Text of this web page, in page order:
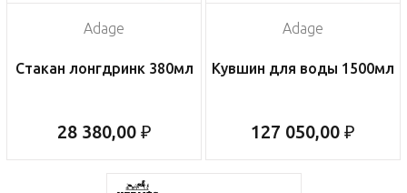
Adage
Стакан лонгдринк 380мл
28 380,00 ₽
Adage
Кувшин для воды 1500мл
127 050,00 ₽